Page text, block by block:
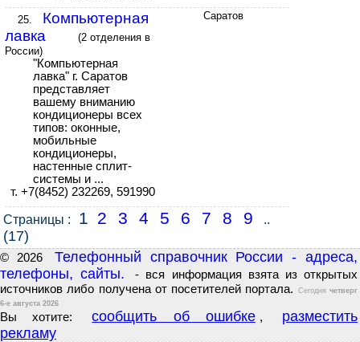
25.
Компьютерная
лавка
(2 отделения в
России)
"Компьютерная
лавка" г. Саратов
представляет
вашему вниманию
кондиционеры всех
типов: оконные,
мобильные
кондиционеры,
настенные сплит-
системы и ...
т. +7(8452) 232269, 591990
Саратов
Страницы : 1 2 3 4 5 6 7 8 9 ..
(17)
© 2026
Телефонный справочник России - адреса,
телефоны, сайты.
- вся информация взята из открытых
источников либо получена от посетителей портала.
Сегоднячетверг
6-е августа 2026
Вы хотите: сообщить об ошибке ,
разместить
рекламу